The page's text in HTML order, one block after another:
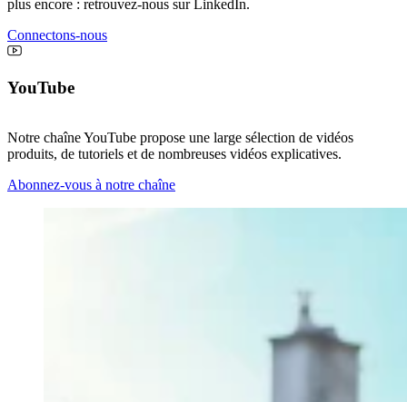
plus encore : retrouvez-nous sur LinkedIn.
Connectons-nous
YouTube
Notre chaîne YouTube propose une large sélection de vidéos
produits, de tutoriels et de nombreuses vidéos explicatives.
Abonnez-vous à notre chaîne